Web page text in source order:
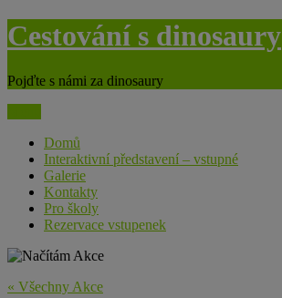
Skip
to
Cestování s dinosaury
Pojďte s námi za dinosaury
Domů
Interaktivní představení – vstupné
Galerie
Kontakty
Pro školy
Rezervace vstupenek
« Všechny Akce